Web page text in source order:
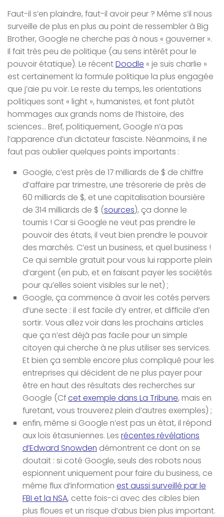
Faut-il s’en plaindre, faut-il avoir peur ? Même s’il nous
surveille de plus en plus au point de ressembler à Big
Brother, Google ne cherche pas à nous « gouverner ».
Il fait très peu de politique (au sens intérêt pour le
pouvoir étatique). Le récentDoodle « je suis charlie »
est certainement la formule politique la plus engagée
que j’aie pu voir. Le reste du temps, les orientations
politiques sont « light », humanistes, et font plutôt
hommages aux grands noms de l’histoire, des
sciences… Bref, politiquement, Google n’a pas
l’apparence d’un dictateur fasciste. Néanmoins, il ne
faut pas oublier quelques points importants :
Google, c’est près de 17 milliards de $ de chiffre
d’affaire par trimestre, une trésorerie de près de
60 milliards de $, et une capitalisation boursière
de 314 milliards de $ (sources), ça donne le
tournis ! Car si Google ne veut pas prendre le
pouvoir des états, il veut bien prendre le pouvoir
des marchés. C’est un business, et quel business !
Ce qui semble gratuit pour vous lui rapporte plein
d’argent (en pub, et en faisant payer les sociétés
pour qu’elles soient visibles sur le net) ;
Google, ça commence à avoir les cotés pervers
d’une secte : il est facile d’y entrer, et difficile d’en
sortir. Vous allez voir dans les prochains articles
que ça n’est déjà pas facile pour un simple
citoyen qui cherche à ne plus utiliser ses services.
Et bien ça semble encore plus compliqué pour les
entreprises qui décident de ne plus payer pour
être en haut des résultats des recherches sur
Google (Cfcet exemple dans La Tribune, mais en
furetant, vous trouverez plein d’autres exemples) ;
enfin, même si Google n’est pas un état, il répond
aux lois étasuniennes. Les récentes révélations
d’Edward Snowden démontrent ce dont on se
doutait : si coté Google, seuls des robots nous
espionnent uniquement pour faire du business, ce
même flux d’information est aussi surveillé par le
FBI et la NSA, cette fois-ci avec des cibles bien
plus floues et un risque d’abus bien plus important.